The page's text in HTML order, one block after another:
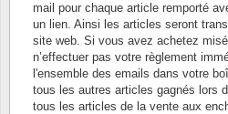
mail pour chaque article remporté
un lien. Ainsi les articles seront
site web. Si vous avez achetez
n’effectuer pas votre règlement
l'ensemble des emails dans votre
tous les autres articles gagnés lors
tous les articles de la vente aux